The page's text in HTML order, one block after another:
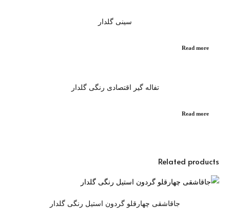
سینی گلدار
Read more
تفاله گیر اقتصادی رنگی گلدار
Read more
Related products
جاقاشقی چهارقلو گردون استیل رنگی گلدار